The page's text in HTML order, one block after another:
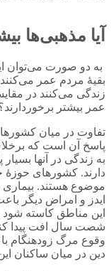
آیا مذهبی‌ها
به دو صورت می‌توان
بقیۀ مردم عمر
زندگی می‌کنند در
عمر بیشتر
تفاوت در میان کشورها
پاسخ آن است که
به زندگی در آنها
دارند. کشورهای
موضوع هستند. بیماری
ایدز و امراض دیگر
این مناطق کاسته شود
شصت سال افت پیدا
وقوع مرگ زودهنگام
دین در میان ساکنان